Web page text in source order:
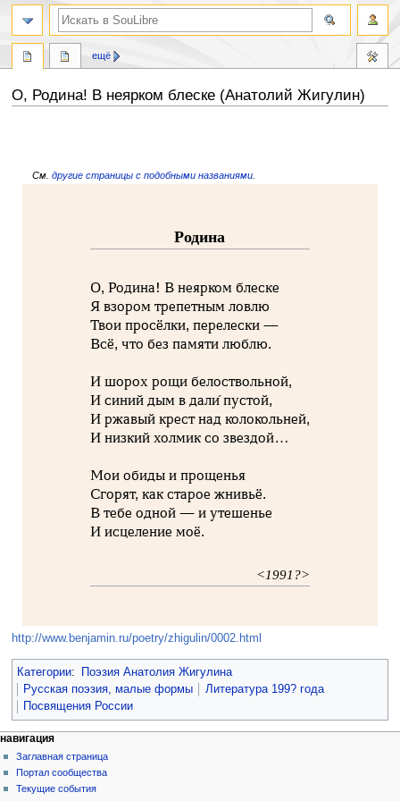
О, Родина! В неярком блеске (Анатолий Жигулин)
См. другие страницы с подобными названиями.
Родина
О, Родина! В неярком блеске
Я взором трепетным ловлю
Твои просёлки, перелески —
Всё, что без памяти люблю.
И шорох рощи белоствольной,
И синий дым в дали́ пустой,
И ржавый крест над колокольней,
И низкий холмик со звездой…
Мои обиды и прощенья
Сгорят, как старое жнивьё.
В тебе одной — и утешенье
И исцеление моё.
<1991?>
http://www.benjamin.ru/poetry/zhigulin/0002.html
Категории:
Поэзия Анатолия Жигулина
Русская поэзия, малые формы
Литература 199? года
Посвящения России
ещё
навигация
Заглавная страница
Портал сообщества
Текущие события